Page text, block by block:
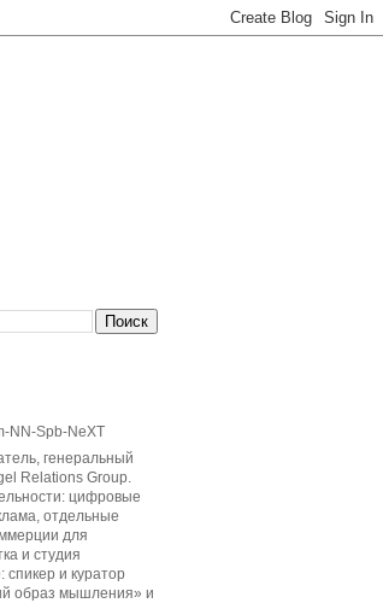
NN-Spb-NeXT
генеральный
Relations Group.
цифровые
отдельные
для
и студия
спикер и куратор
образ мышления» и